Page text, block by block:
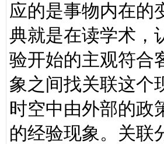
应的是事物内在的
典就是在读学术，
验开始的主观符合
象之间找关联这个
时空中由外部的政
的经验现象。关联